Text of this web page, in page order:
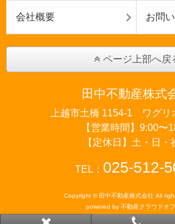
会社概要 お問
ページ上部へ戻
田中不動産株式
上越市土橋 1154-1 ワグリ
【営業時間】9:00〜
【定休日】土・日・
TEL： 025-512-
Copyright © 田中不動産株式会社 All
powered by 不動産クラウドオ